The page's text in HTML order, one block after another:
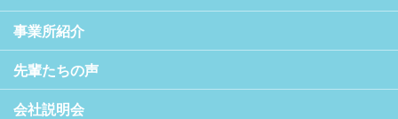
事業所紹介
先輩たちの声
会社説明会